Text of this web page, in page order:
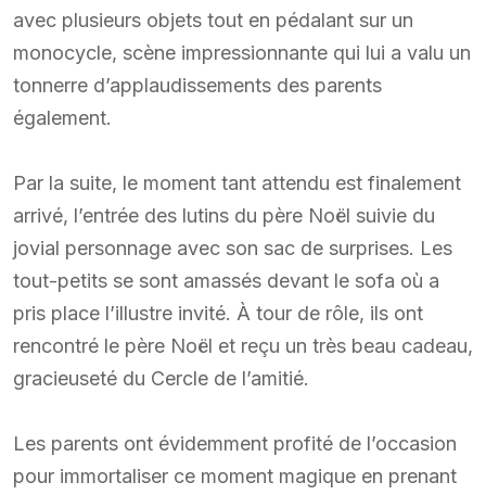
avec plusieurs objets tout en pédalant sur un
monocycle, scène impressionnante qui lui a valu un
tonnerre d’applaudissements des parents
également.
Par la suite, le moment tant attendu est finalement
arrivé, l’entrée des lutins du père Noël suivie du
jovial personnage avec son sac de surprises. Les
tout-petits se sont amassés devant le sofa où a
pris place l’illustre invité. À tour de rôle, ils ont
rencontré le père Noël et reçu un très beau cadeau,
gracieuseté du Cercle de l’amitié.
Les parents ont évidemment profité de l’occasion
pour immortaliser ce moment magique en prenant